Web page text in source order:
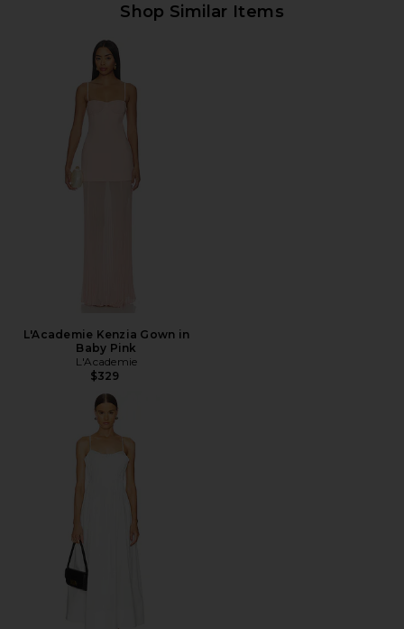
Shop Similar Items
L'Academie Kenzia Gown in
Baby Pink
L'Academie
$329